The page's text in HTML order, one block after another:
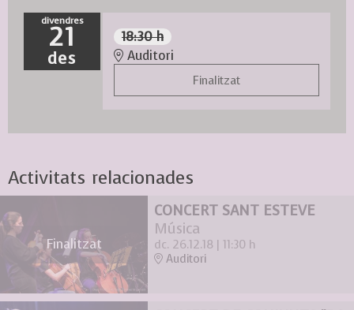
divendres
21
des
18:30 h
Auditori
Finalitzat
Activitats relacionades
Finalitzat
CONCERT SANT ESTEVE
Música
dc. 26.12.18 | 11:30 h
Auditori